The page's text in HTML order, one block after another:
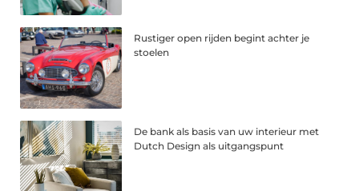
Rustiger open rijden begint achter je
stoelen
De bank als basis van uw interieur met
Dutch Design als uitgangspunt